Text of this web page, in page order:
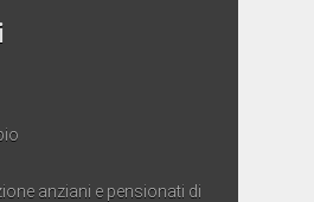
anziani e pensionati di